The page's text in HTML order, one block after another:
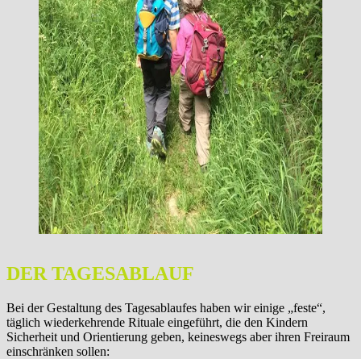
DER TAGESABLAUF
Bei der Gestaltung des Tagesablaufes haben wir einige „feste“,
täglich wiederkehrende Rituale eingeführt, die den Kindern
Sicherheit und Orientierung geben, keineswegs aber ihren Freiraum
einschränken sollen: